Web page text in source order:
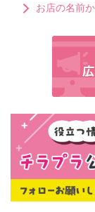
お店の名前